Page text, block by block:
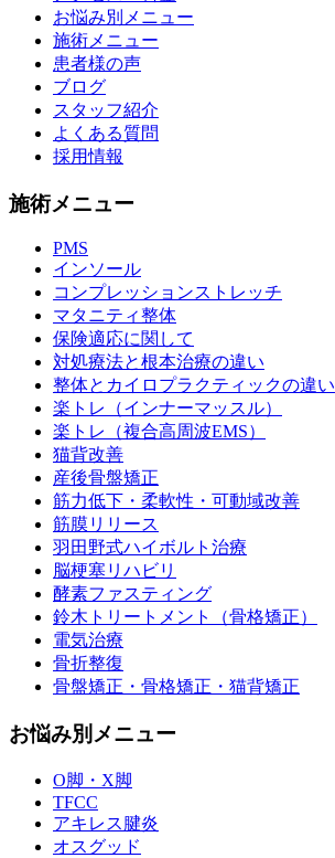
お悩み別メニュー
施術メニュー
患者様の声
ブログ
スタッフ紹介
よくある質問
採用情報
施術メニュー
PMS
インソール
コンプレッションストレッチ
マタニティ整体
保険適応に関して
対処療法と根本治療の違い
整体とカイロプラクティックの違い
楽トレ（インナーマッスル）
楽トレ（複合高周波EMS）
猫背改善
産後骨盤矯正
筋力低下・柔軟性・可動域改善
筋膜リリース
羽田野式ハイボルト治療
脳梗塞リハビリ
酵素ファスティング
鈴木トリートメント（骨格矯正）
電気治療
骨折整復
骨盤矯正・骨格矯正・猫背矯正
お悩み別メニュー
O脚・X脚
TFCC
アキレス腱炎
オスグッド